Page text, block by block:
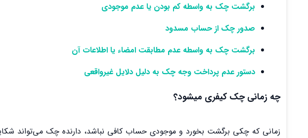
برگشت چک به واسطه کم بودن یا عدم موجودی
صدور چک از حساب مسدود
برگشت چک به واسطه عدم مطابقت امضاء یا اطلاعات آن
دستور عدم پرداخت وجه چک به دلیل دلایل غیرواقعی
چه زمانی چک کیفری میشود؟
زمانی که چکی برگشت بخورد و موجودی حساب کافی نباشد، دارنده چک می‌تواند